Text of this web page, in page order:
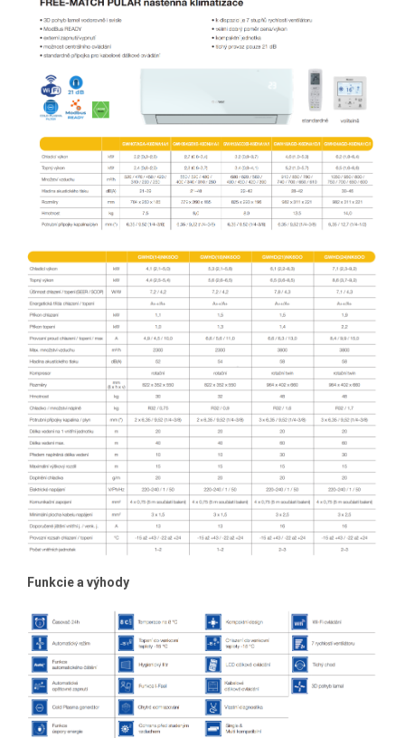
Funkcie a výhody